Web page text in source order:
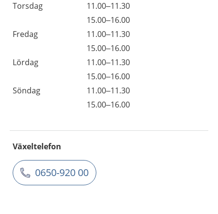
Torsdag
11.00–11.30
15.00–16.00
Fredag
11.00–11.30
15.00–16.00
Lördag
11.00–11.30
15.00–16.00
Söndag
11.00–11.30
15.00–16.00
Växeltelefon
0650-920 00